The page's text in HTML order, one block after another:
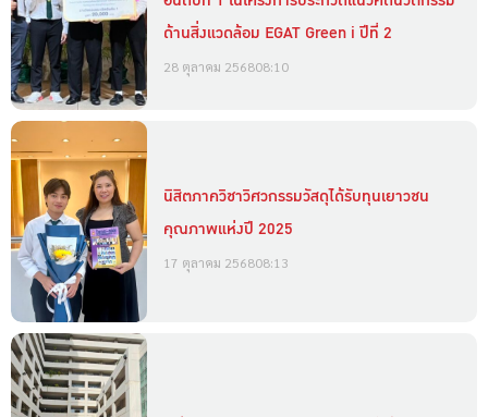
ด้านสิ่งแวดล้อม EGAT Green i ปีที่ 2
28 ตุลาคม 256808:10
นิสิตภาควิชาวิศวกรรมวัสดุได้รับทุนเยาวชน
คุณภาพแห่งปี 2025
17 ตุลาคม 256808:13